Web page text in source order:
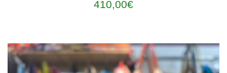
410,00€